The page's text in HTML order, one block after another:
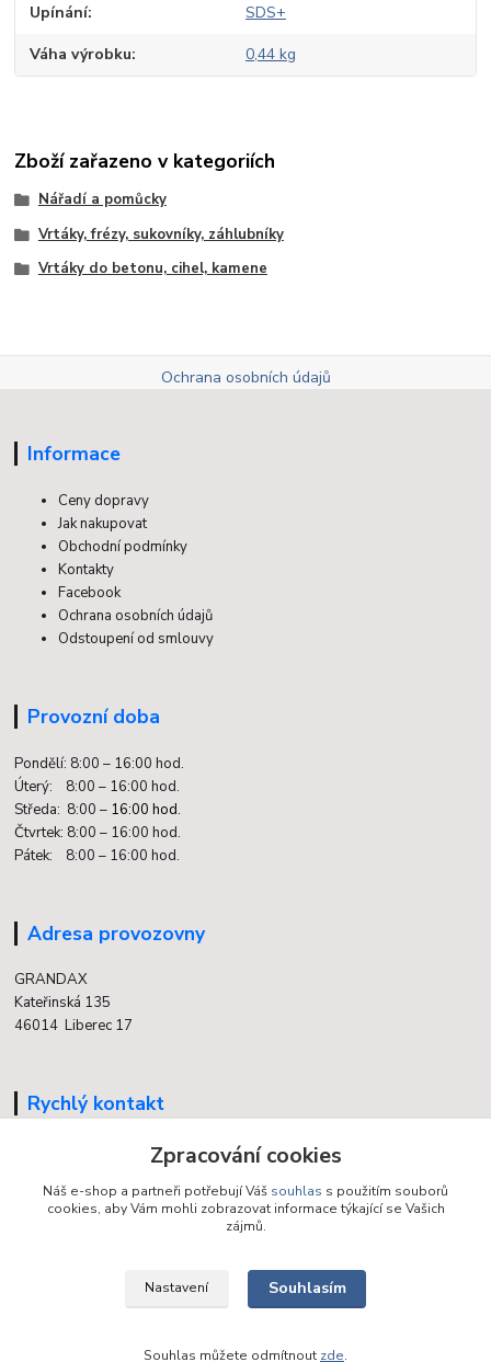
Upínání SDS+
Váha výrobku 0,44 kg
Zboží zařazeno v kategoriích
Nářadí a pomůcky
Vrtáky, frézy, sukovníky, záhlubníky
Vrtáky do betonu, cihel, kamene
Ochrana osobních údajů
Informace
Ceny dopravy
Jak nakupovat
Obchodní podmínky
Kontakty
Facebook
Ochrana osobních údajů
Odstoupení od smlouvy
Provozní doba
Pondělí: 8:00 – 16:00 hod.
Úterý: 8:00 – 16:00 hod.
Středa: 8:00 – 16:00 hod.
Čtvrtek: 8:00 – 16:00 hod.
Pátek: 8:00 – 16:00 hod.
Adresa provozovny
GRANDAX
Kateřinská 135
46014 Liberec 17
Rychlý kontakt
info@grandax.cz
Zpracování cookies
Náš e-shop a partneři potřebují Váš souhlas s použitím souborů
cookies, aby Vám mohli zobrazovat informace týkající se Vašich
zájmů.
Nastavení Souhlasím
Souhlas můžete odmítnout zde.